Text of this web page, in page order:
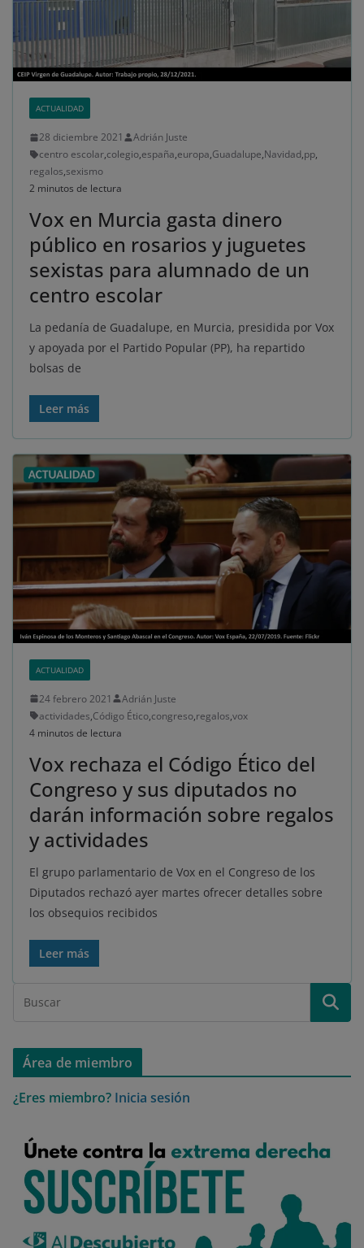
ACTUALIDAD
28 diciembre 2021
Adrián Juste
centro escolar,colegio,españa,europa,Guadalupe,Navidad,pp,
regalos,sexismo
2 minutos de lectura
Vox en Murcia gasta dinero
público en rosarios y juguetes
sexistas para alumnado de un
centro escolar
La pedanía de Guadalupe, en Murcia, presidida por Vox
y apoyada por el Partido Popular (PP), ha repartido
bolsas de
Leer más
ACTUALIDAD
24 febrero 2021
Adrián Juste
actividades,Código Ético,congreso,regalos,vox
4 minutos de lectura
Vox rechaza el Código Ético del
Congreso y sus diputados no
darán información sobre regalos
y actividades
El grupo parlamentario de Vox en el Congreso de los
Diputados rechazó ayer martes ofrecer detalles sobre
los obsequios recibidos
Leer más
Área de miembro
¿Eres miembro? Inicia sesión